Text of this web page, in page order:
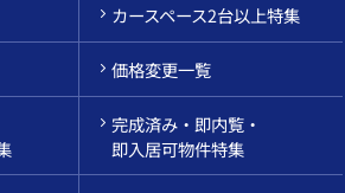
カースペース2台以上特集
価格変更一覧
完成済み・即内覧・
即入居可物件特集